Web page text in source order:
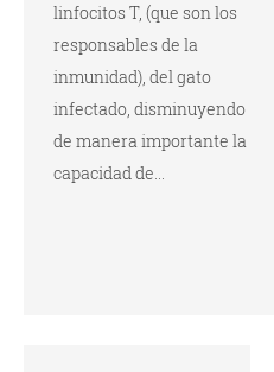
linfocitos T, (que son los
responsables de la
inmunidad), del gato
infectado, disminuyendo
de manera importante la
capacidad de...